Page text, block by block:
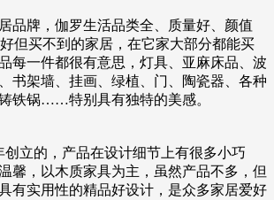
品牌，伽罗生活品类全、质量好、颜值
但买不到的家居，在它家大部分都能买
每一件都很有意思，灯具、亚麻床品、波
书架墙、挂画、绿植、门、陶瓷器、各种
铁锅……特别具有独特的美感。
创立的，产品在设计细节上有很多小巧
馨，以木质家具为主，虽然产品不多，但
有实用性的精品好设计，是众多家居爱好